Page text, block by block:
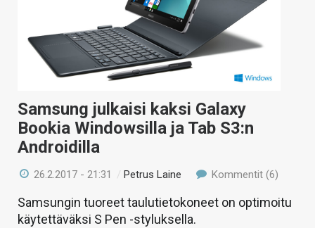
Samsung julkaisi kaksi Galaxy
Bookia Windowsilla ja Tab S3:n
Androidilla
26.2.2017 - 21:31 / Petrus Laine Kommentit (6)
Samsungin tuoreet taulutietokoneet on optimoitu
käytettäväksi S Pen -styluksella.